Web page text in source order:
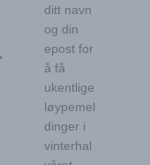
ditt navn
og din
epost for
å få
ukentlige
løypemel
dinger i
vinterhal